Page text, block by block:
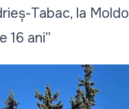
Tabac, la
16 ani”